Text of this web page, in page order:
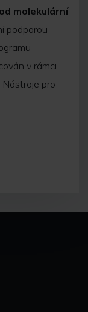
molekulární
podporou
v rámci
pro